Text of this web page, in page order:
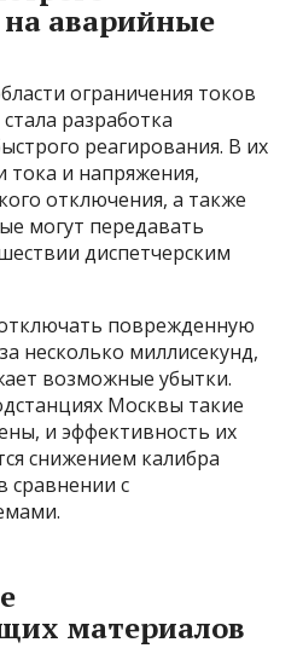
аварийные
ограничения токов
разработка
реагирования. В их
тока и напряжения,
отключения, а также
могут передавать
диспетчерским
поврежденную
несколько миллисекунд,
возможные убытки.
Москвы такие
и эффективность их
снижением калибра
сравнении с
материалов